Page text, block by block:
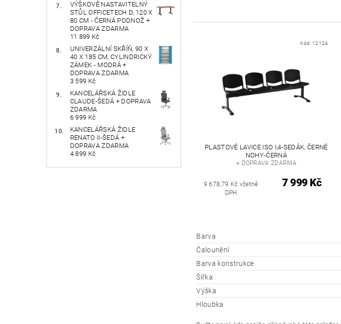
VÝŠKOVĚ NASTAVITELNÝ
STŮL OFFICETECH D, 120 X
80 CM - ČERNÁ PODNOŽ +
DOPRAVA ZDARMA
11 899 Kč
UNIVERZÁLNÍ SKŘÍŇ, 90 X
40 X 185 CM, CYLINDRICKÝ
ZÁMEK - MODRÁ +
DOPRAVA ZDARMA
3 599 Kč
KANCELÁŘSKÁ ŽIDLE
CLAUDE-ŠEDÁ + DOPRAVA
ZDARMA
6 999 Kč
KANCELÁŘSKÁ ŽIDLE
RENATO II-ŠEDÁ +
DOPRAVA ZDARMA
4 899 Kč
Kód: 12124
PLASTOVÉ LAVICE ISO I,4-SEDÁK, ČERNÉ
NOHY-ČERNÁ
+ DOPRAVA ZDARMA
9 678,79 Kč včetně
DPH
7 999 Kč
Barva
Čalounění
Barva konstrukce
Šířka
Výška
Hloubka